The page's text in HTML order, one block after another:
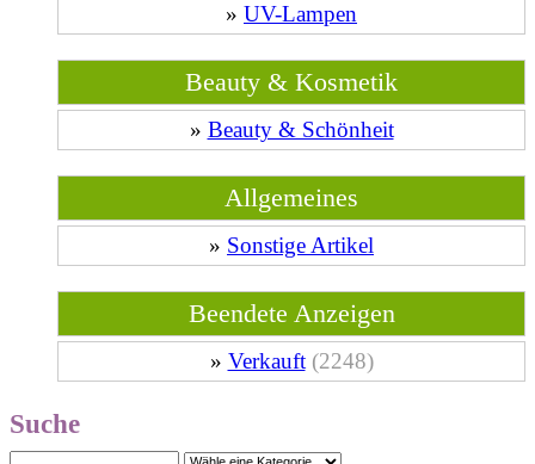
» UV-Lampen
Beauty & Kosmetik
» Beauty & Schönheit
Allgemeines
» Sonstige Artikel
Beendete Anzeigen
» Verkauft (2248)
Suche